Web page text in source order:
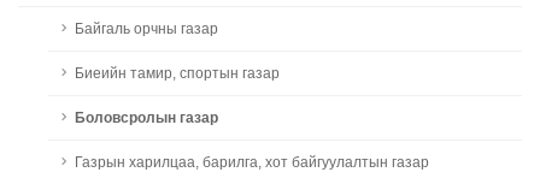
Байгаль орчны газар
Биеийн тамир, спортын газар
Боловсролын газар
Газрын харилцаа, барилга, хот байгуулалтын газар